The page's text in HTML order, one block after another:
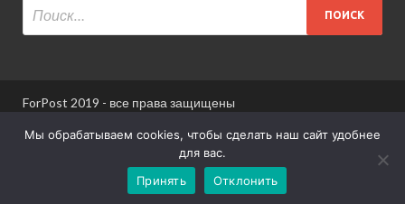
ForPost 2019 - все права защищены
При использовании материалов сайта ссылка
Информация для пользователей сайта
Мы обрабатываем cookies, чтобы сделать наш сайт удобнее
для вас.
Принять
Отклонить